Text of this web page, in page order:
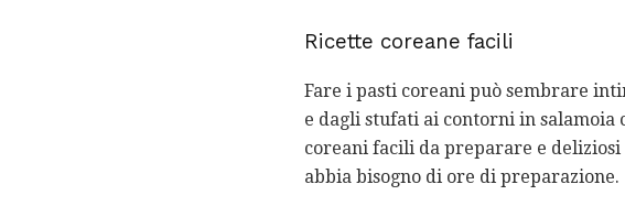
Ricette coreane facili
Fare i pasti coreani può sembrare
e dagli stufati ai contorni in
coreani facili da preparare e
abbia bisogno di ore di preparazione.